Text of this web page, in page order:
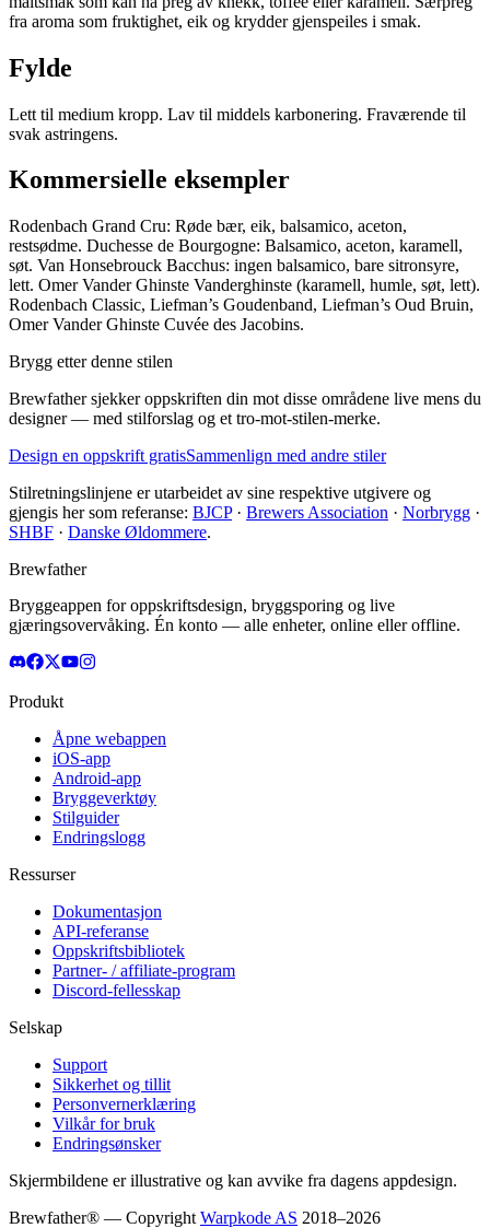
fra aroma som fruktighet, eik og krydder gjenspeiles i smak.
Fylde
Lett til medium kropp. Lav til middels karbonering. Fraværende til
svak astringens.
Kommersielle eksempler
Rodenbach Grand Cru: Røde bær, eik, balsamico, aceton,
restsødme. Duchesse de Bourgogne: Balsamico, aceton, karamell,
søt. Van Honsebrouck Bacchus: ingen balsamico, bare sitronsyre,
lett. Omer Vander Ghinste Vanderghinste (karamell, humle, søt, lett).
Rodenbach Classic, Liefman’s Goudenband, Liefman’s Oud Bruin,
Omer Vander Ghinste Cuvée des Jacobins.
Brygg etter denne stilen
Brewfather sjekker oppskriften din mot disse områdene live mens du
designer — med stilforslag og et tro-mot-stilen-merke.
Design en oppskrift gratisSammenlign med andre stiler
Stilretningslinjene er utarbeidet av sine respektive utgivere og
gjengis her som referanse: BJCP· Brewers Association · Norbrygg ·
SHBF · Danske Øldommere.
Brewfather
Bryggeappen for oppskriftsdesign, bryggsporing og live
gjæringsovervåking. Én konto — alle enheter, online eller offline.
Produkt
Åpne webappen
iOS-app
Android-app
Bryggeverktøy
Stilguider
Endringslogg
Ressurser
Dokumentasjon
API-referanse
Oppskriftsbibliotek
Partner- / affiliate-program
Discord-fellesskap
Selskap
Support
Sikkerhet og tillit
Personvernerklæring
Vilkår for bruk
Endringsønsker
Skjermbildene er illustrative og kan avvike fra dagens appdesign.
Brewfather® — Copyright Warpkode AS 2018–2026